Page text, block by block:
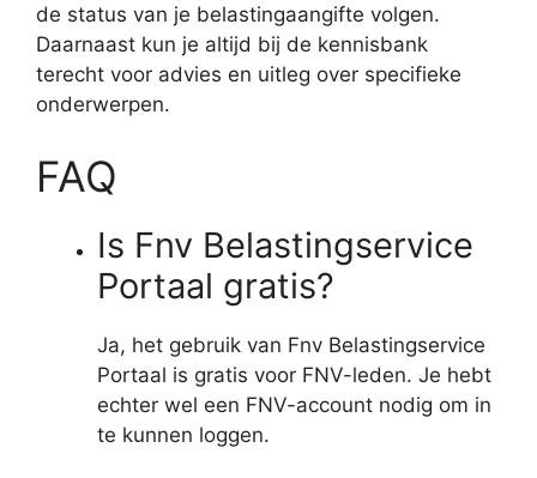
de status van je belastingaangifte volgen.
Daarnaast kun je altijd bij de kennisbank
terecht voor advies en uitleg over specifieke
onderwerpen.
FAQ
Is Fnv Belastingservice
Portaal gratis?
Ja, het gebruik van Fnv Belastingservice
Portaal is gratis voor FNV-leden. Je hebt
echter wel een FNV-account nodig om in
te kunnen loggen.